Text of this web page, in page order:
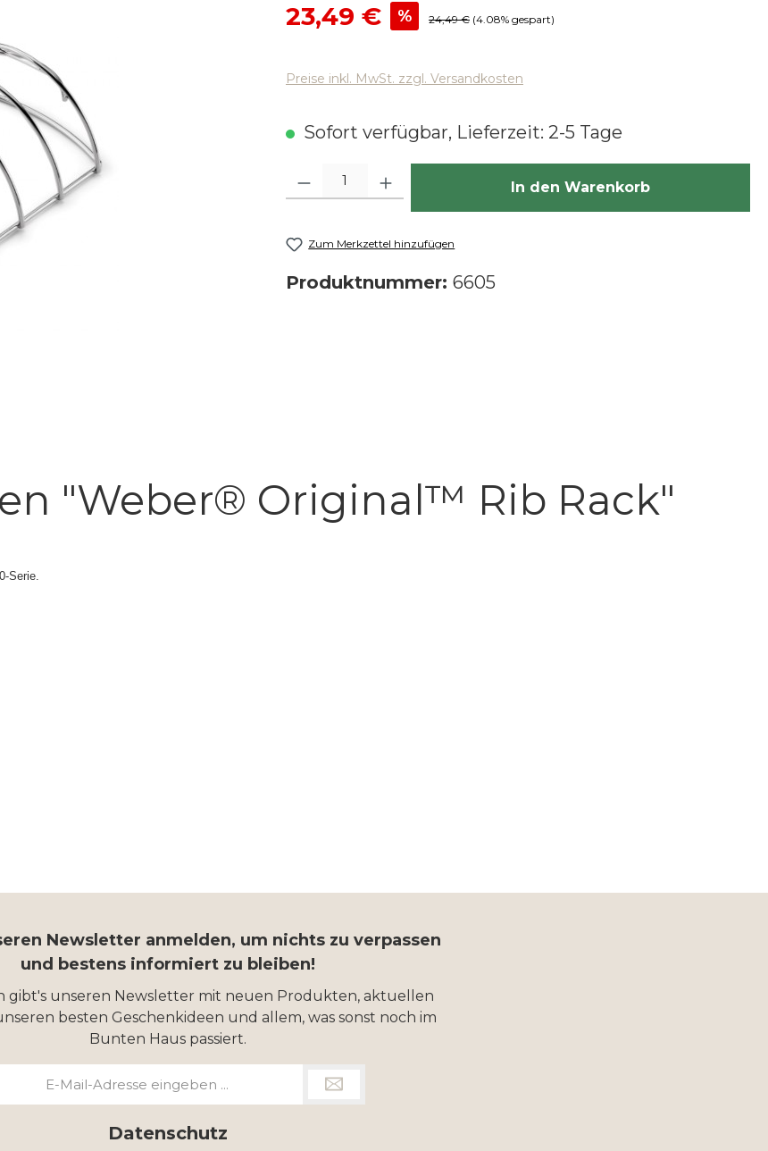
Verkaufspreis:
23,49 € % Regulärer Preis:
24,49 € (4.08% gespart)
Preise inkl. MwSt. zzgl. Versandkosten
Sofort verfügbar, Lieferzeit: 2-5 Tage
Produkt Anzahl: Gib den gewünschten Wert ein oder benutze die
In den Warenkorb
Zum Merkzettel hinzufügen
Produktnummer: 6605
"Weber® Original™ Rib Rack"
Serie.
Newsletter anmelden, um nichts zu verpassen
und bestens informiert zu bleiben!
gibt's unseren Newsletter mit neuen Produkten, aktuellen
besten Geschenkideen und allem, was sonst noch im
Bunten Haus passiert.
Datenschutz